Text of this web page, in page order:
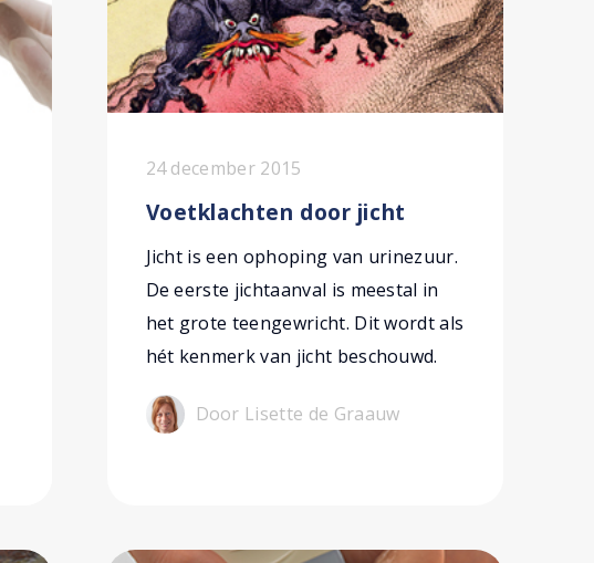
24 december 2015
Voetklachten door jicht
Jicht is een ophoping van urinezuur.
De eerste jichtaanval is meestal in
het grote teengewricht. Dit wordt als
hét kenmerk van jicht beschouwd.
Door Lisette de Graauw